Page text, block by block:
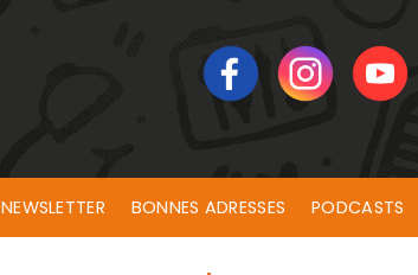
NEWSLETTER BONNES ADRESSES PODCASTS